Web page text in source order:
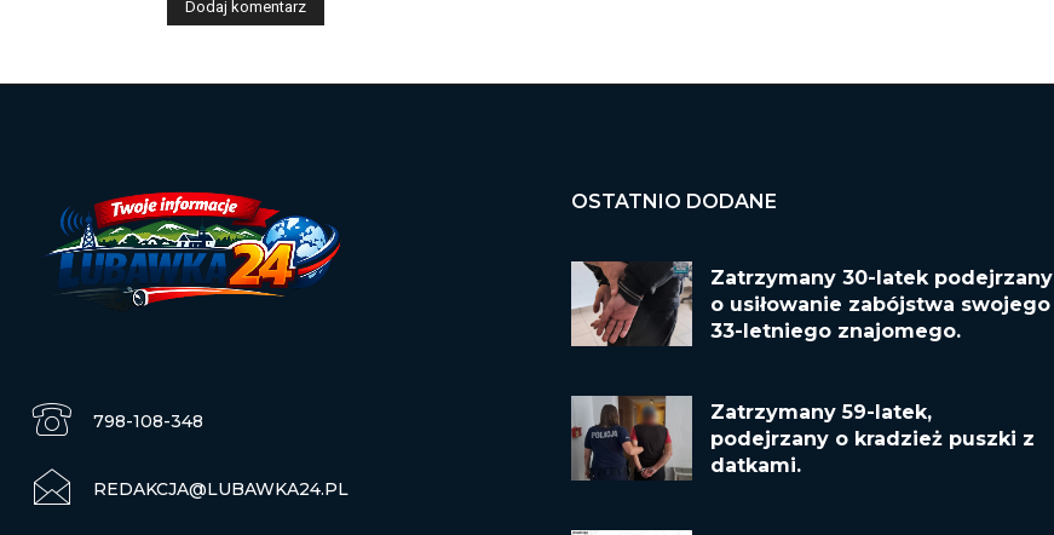
798-108-348
REDAKCJA@LUBAWKA24.PL
OSTATNIO DODANE
Zatrzymany 30-latek podejrzany
o usiłowanie zabójstwa swojego
33-letniego znajomego.
Zatrzymany 59-latek,
podejrzany o kradzież puszki z
datkami.